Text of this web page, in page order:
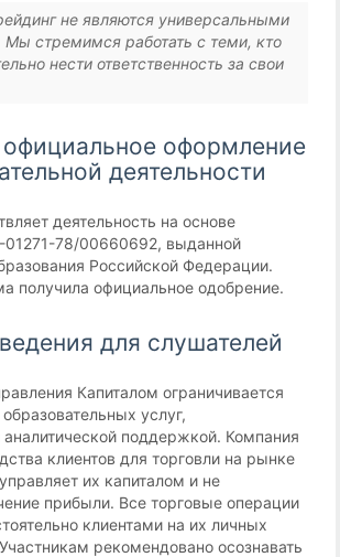
не являются универсальными
Мы стремимся работать с теми, кто
нести ответственность за свои
оформление
деятельности
деятельность на основе
78/00660692, выданной
Российской Федерации.
получила официальное одобрение.
для слушателей
Капиталом ограничивается
услуг,
аналитической поддержкой. Компания
клиентов для торговли на рынке
их капиталом и не
прибыли. Все торговые операции
клиентами на их личных
рекомендовано осознавать